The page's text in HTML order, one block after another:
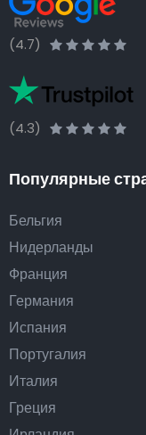
(4.7)
(4.3)
Популярные
Бельгия
Нидерланды
Франция
Германия
Испания
Португалия
Италия
Греция